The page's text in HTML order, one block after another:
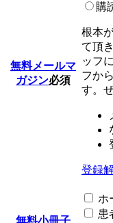
無料メールマ
ガジン必須
購
根本
て頂
ッフ
フか
す。
登録
ホ
患